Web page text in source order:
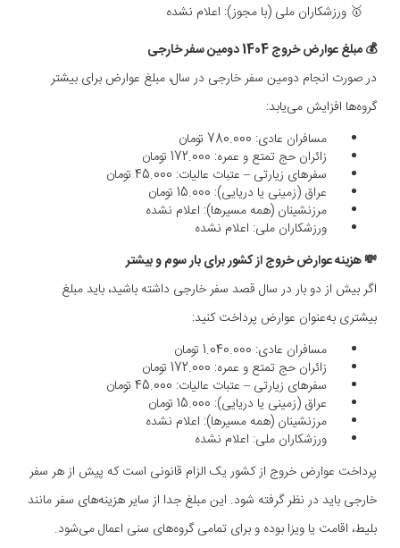
🥇 ورزشکاران ملی (با مجوز): اعلام نشده
💰 مبلغ عوارض خروج 1404 دومین سفر خارجی
در صورت انجام دومین سفر خارجی در سال، مبلغ عوارض برای بیشتر
گروه‌ها افزایش می‌یابد:
مسافران عادی: 780.000 تومان
زائران حج تمتع و عمره: 172.000 تومان
سفرهای زیارتی – عتبات عالیات: 45.000 تومان
عراق (زمینی یا دریایی): 15.000 تومان
مرزنشینان (همه مسیرها): اعلام نشده
ورزشکاران ملی: اعلام نشده
💸 هزینه عوارض خروج از کشور برای بار سوم و بیشتر
اگر بیش از دو بار در سال قصد سفر خارجی داشته باشید، باید مبلغ
بیشتری به‌عنوان عوارض پرداخت کنید:
مسافران عادی: 1.040.000 تومان
زائران حج تمتع و عمره: 172.000 تومان
سفرهای زیارتی – عتبات عالیات: 45.000 تومان
عراق (زمینی یا دریایی): 15.000 تومان
مرزنشینان (همه مسیرها): اعلام نشده
ورزشکاران ملی: اعلام نشده
پرداخت عوارض خروج از کشور یک الزام قانونی است که پیش از هر سفر
خارجی باید در نظر گرفته شود. این مبلغ جدا از سایر هزینه‌های سفر مانند
بلیط، اقامت یا ویزا بوده و برای تمامی گروه‌های سنی اعمال می‌شود.